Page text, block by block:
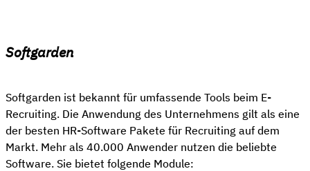
Softgarden
Softgarden ist bekannt für umfassende Tools beim E-
Recruiting. Die Anwendung des Unternehmens gilt als eine
der besten HR-Software Pakete für Recruiting auf dem
Markt. Mehr als 40.000 Anwender nutzen die beliebte
Software. Sie bietet folgende Module: